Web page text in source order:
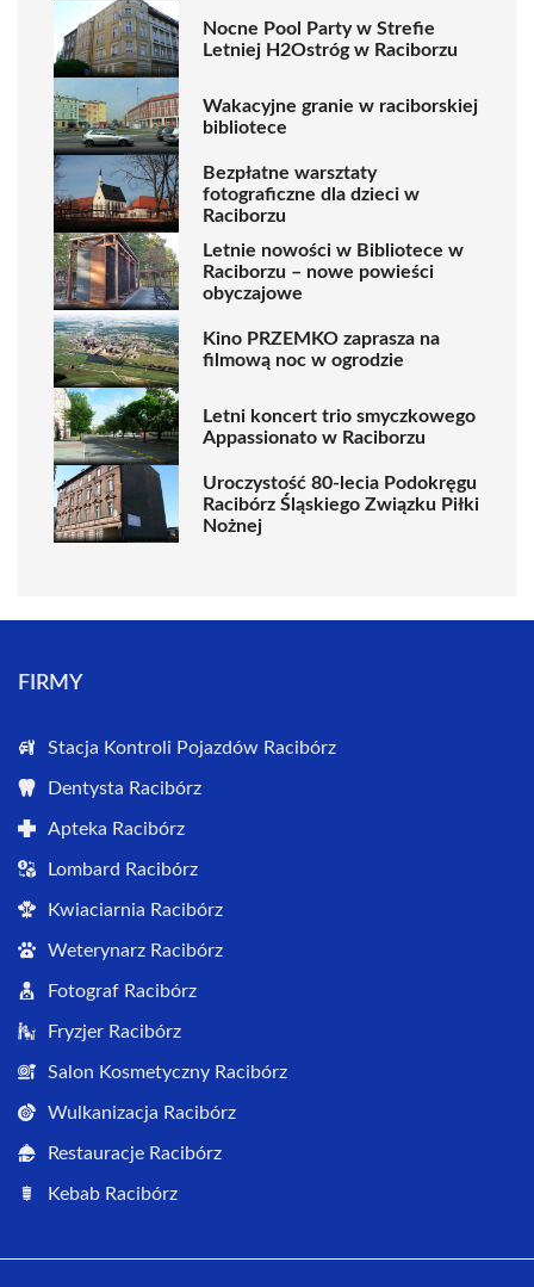
Nocne Pool Party w Strefie
Letniej H2Ostróg w Raciborzu
Wakacyjne granie w raciborskiej
bibliotece
Bezpłatne warsztaty
fotograficzne dla dzieci w
Raciborzu
Letnie nowości w Bibliotece w
Raciborzu – nowe powieści
obyczajowe
Kino PRZEMKO zaprasza na
filmową noc w ogrodzie
Letni koncert trio smyczkowego
Appassionato w Raciborzu
Uroczystość 80-lecia Podokręgu
Racibórz Śląskiego Związku Piłki
Nożnej
FIRMY
Stacja Kontroli Pojazdów Racibórz
Dentysta Racibórz
Apteka Racibórz
Lombard Racibórz
Kwiaciarnia Racibórz
Weterynarz Racibórz
Fotograf Racibórz
Fryzjer Racibórz
Salon Kosmetyczny Racibórz
Wulkanizacja Racibórz
Restauracje Racibórz
Kebab Racibórz